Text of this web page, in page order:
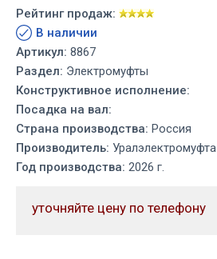
Рейтинг продаж:
В наличии
Артикул: 8867
Раздел: Электромуфты
Конструктивное исполнение:
Посадка на вал:
Страна производства: Россия
Производитель: Уралэлектромуфта
Год производства: 2026 г.
уточняйте цену по телефону